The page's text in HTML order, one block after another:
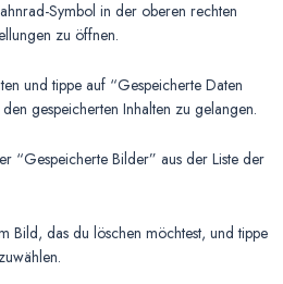
Symbol in der oberen rechten
zu öffnen.
und tippe auf “Gespeicherte Daten
gespeicherten Inhalten zu gelangen.
“Gespeicherte Bilder” aus der Liste der
Bild, das du löschen möchtest, und tippe